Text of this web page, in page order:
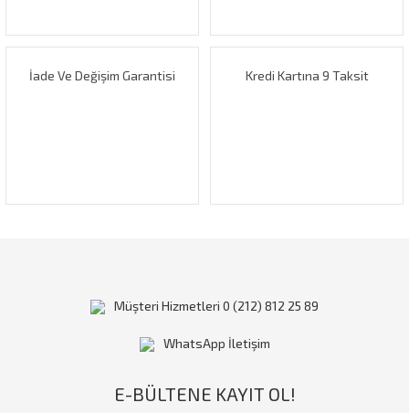
İade Ve Değişim Garantisi Kredi Kartına 9 Taksit
Müşteri Hizmetleri 0 (212) 812 25 89
WhatsApp İletişim
E-BÜLTENE KAYIT OL!